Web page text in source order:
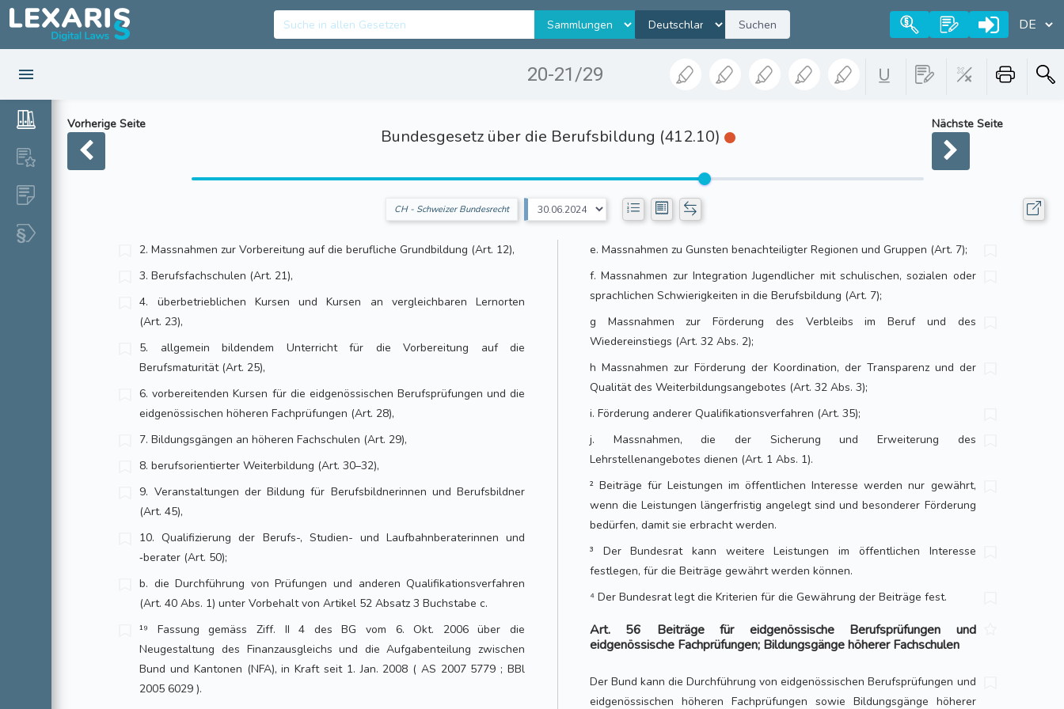
Suchen
20-21/29
Vorherige Seite
Bundesgesetz über die Berufsbildung (412.10)
Nächste Seite
CH - Schweizer Bundesrecht
2. Massnahmen zur Vorbereitung auf die berufliche Grundbildung (Art. 12),
3. Berufsfachschulen (Art. 21),
4. überbetrieblichen Kursen und Kursen an vergleichbaren Lernorten
(Art. 23),
5. allgemein bildendem Unterricht für die Vorbereitung auf die
Berufsmaturität (Art. 25),
6. vorbereitenden Kursen für die eidgenössischen Berufsprüfungen und die
eidgenössischen höheren Fachprüfungen (Art. 28),
7. Bildungsgängen an höheren Fachschulen (Art. 29),
8. berufsorientierter Weiterbildung (Art. 30–32),
9. Veranstaltungen der Bildung für Berufsbildnerinnen und Berufsbildner
(Art. 45),
10. Qualifizierung der Berufs-, Studien- und Laufbahnberaterinnen und
‑berater (Art. 50);
b. die Durchführung von Prüfungen und anderen Qualifikationsverfahren
(Art. 40 Abs. 1) unter Vorbehalt von Artikel 52 Absatz 3 Buchstabe c.
¹⁹ Fassung gemäss Ziff. II 4 des BG vom 6. Okt. 2006 über die
Neugestaltung des Finanzausgleichs und die Aufgabenteilung zwischen
Bund und Kantonen (NFA), in Kraft seit 1. Jan. 2008 ( AS 2007 5779 ; BBl
2005 6029 ).
e. Massnahmen zu Gunsten benachteiligter Regionen und Gruppen (Art. 7);
f. Massnahmen zur Integration Jugendlicher mit schulischen, sozialen oder
sprachlichen Schwierigkeiten in die Berufsbildung (Art. 7);
g Massnahmen zur Förderung des Verbleibs im Beruf und des
Wiedereinstiegs (Art. 32 Abs. 2);
h Massnahmen zur Förderung der Koordination, der Transparenz und der
Qualität des Weiterbildungsangebotes (Art. 32 Abs. 3);
i. Förderung anderer Qualifikationsverfahren (Art. 35);
j. Massnahmen, die der Sicherung und Erweiterung des
Lehrstellenangebotes dienen (Art. 1 Abs. 1).
² Beiträge für Leistungen im öffentlichen Interesse werden nur gewährt,
wenn die Leistungen längerfristig angelegt sind und besonderer Förderung
bedürfen, damit sie erbracht werden.
³ Der Bundesrat kann weitere Leistungen im öffentlichen Interesse
festlegen, für die Beiträge gewährt werden können.
⁴ Der Bundesrat legt die Kriterien für die Gewährung der Beiträge fest.
Art. 56 Beiträge für eidgenössische Berufsprüfungen und
eidgenössische Fachprüfungen; Bildungsgänge höherer Fachschulen
Der Bund kann die Durchführung von eidgenössischen Berufsprüfungen und
eidgenössischen höheren Fachprüfungen sowie Bildungsgänge höherer